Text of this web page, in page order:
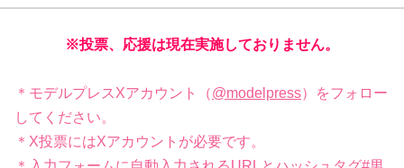
※投票、応援は現在実施しておりません。
＊モデルプレスXアカウント（@modelpress）をフォロー
してください。
＊X投票にはXアカウントが必要です。